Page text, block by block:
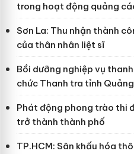
trong hoạt động quảng
Sơn La: Thu nhận thành
của thân nhân liệt sĩ
Bồi dưỡng nghiệp vụ
chức Thanh tra tỉnh
Phát động phong trào thi
trở thành thành phố
TP.HCM: Sân khấu hóa